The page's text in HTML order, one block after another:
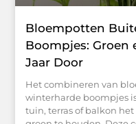
Bloempotten
Boompjes: Groen
Jaar Door
Het combineren van
winterharde boompjes
tuin, terras of balkon